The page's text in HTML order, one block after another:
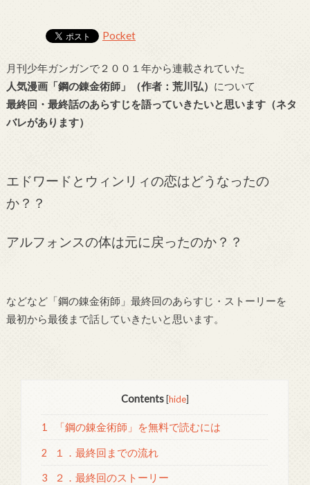
Pocket
月刊少年ガンガンで２００１年から連載されていた
人気漫画「鋼の錬金術師」（作者：荒川弘） について
最終回・最終話のあらすじを語っていきたいと思います（ネタ
バレがあります）
エドワードとウィンリィの恋はどうなったの
か？？
アルフォンスの体は元に戻ったのか？？
などなど「鋼の錬金術師」最終回のあらすじ・ストーリーを
最初から最後まで話していきたいと思います。
Contents [hide]
1 「鋼の錬金術師」を無料で読むには
2 １．最終回までの流れ
3 ２．最終回のストーリー